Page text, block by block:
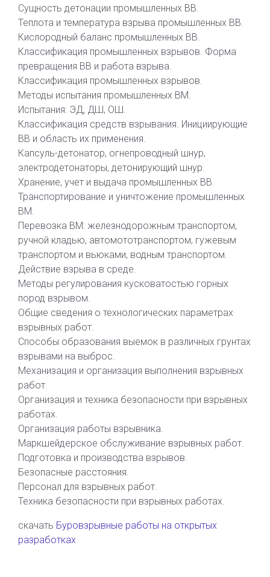
Сущность детонации промышленных ВВ.
Теплота и температура взрыва промышленных ВВ.
Кислородный баланс промышленных ВВ.
Классификация промышленных взрывов. Форма
превращения ВВ и работа взрыва.
Классификация промышленных взрывов.
Методы испытания промышленных ВМ.
Испытания: ЭД, ДШ, ОШ.
Классификация средств взрывания. Инициирующие
ВВ и область их применения.
Капсуль-детонатор, огнепроводный шнур,
электродетонаторы, детонирующий шнур.
Хранение, учет и выдача промышленных ВВ.
Транспортирование и уничтожение промышленных
ВМ.
Перевозка ВМ: железнодорожным транспортом,
ручной кладью, автомототранспортом, гужевым
транспортом и вьюками, водным транспортом.
Действие взрыва в среде.
Методы регулирования кусковатостью горных
пород взрывом.
Общие сведения о технологических параметрах
взрывных работ.
Способы образования выемок в различных грунтах
взрывами на выброс.
Механизация и организация выполнения взрывных
работ.
Организация и техника безопасности при взрывных
работах.
Организация работы взрывника.
Маркшейдерское обслуживание взрывных работ.
Подготовка и производства взрывов.
Безопасные расстояния.
Персонал для взрывных работ.
Техника безопасности при взрывных работах.
скачать Буровзрывные работы на открытых
разработках